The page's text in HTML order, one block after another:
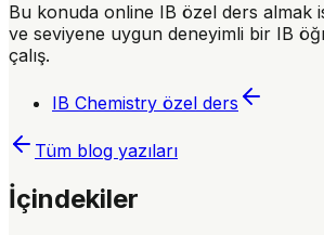
Bu konuda online IB özel ders almak
ve seviyene uygun deneyimli bir IB
çalış.
IB Chemistry özel ders
Tüm blog yazıları
İçindekiler